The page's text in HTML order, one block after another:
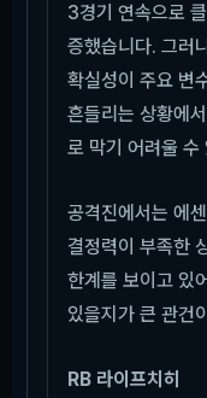
3경기 연속으로
증했습니다. 그러
확실성이 주요 변
흔들리는 상황에
로 막기 어려울 수
공격진에서는 에
결정력이 부족한
한계를 보이고 있
있을지가 큰 관건
RB 라이프치히